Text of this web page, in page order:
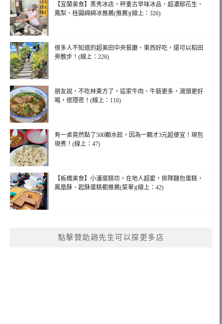
【宜蘭美食】黑秀冰店，秤重古早味冰品，超濃郁花生、
鳳梨、桂圓綿綿冰推薦(推薦)(線上：326)
很多人不知道的超美田中央餐廳，東西好吃，還可以稻田
旁散步！(線上：226)
朋友說，不吃林東方了，這家牛肉、牛筋更多，湯頭更好
喝，很隱密！(線上：116)
有一桌竟然點了500顆水餃，因為一顆才3元超便宜！現包
現煮！(線上：47)
【板橋美食】小潘蛋糕坊，在地人超愛，排隊麵包蛋糕，
鳳凰酥、起酥蛋糕都推薦(菜單)(線上：42)
點擊贊助趙先生可以探更多店